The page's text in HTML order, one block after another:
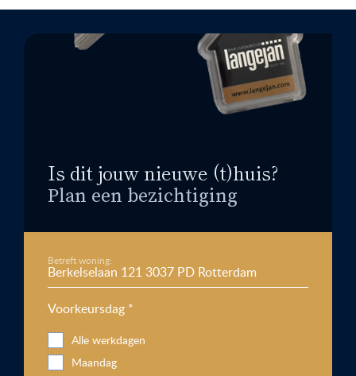
Is dit jouw nieuwe (t)huis?
Plan een bezichtiging
Betreft woning:
Voorkeursdag *
Alle werkdagen
Maandag